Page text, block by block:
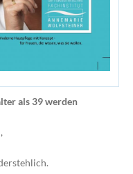
als 39 werden